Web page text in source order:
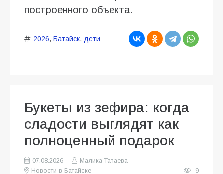
построенного объекта.
2026, Батайск, дети
Букеты из зефира: когда
сладости выглядят как
полноценный подарок
07.08.2026
Малика Тапаева
Новости в Батайске
9